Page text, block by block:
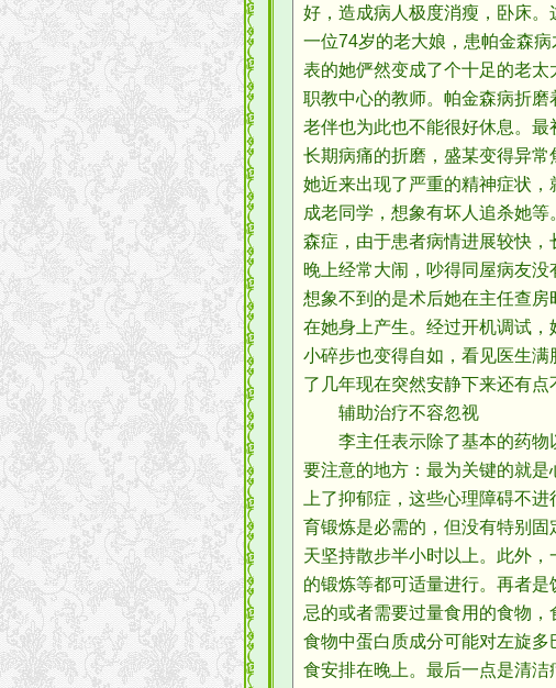
好，造成病人极度消瘦，卧床
一位74岁的老大娘，患帕金森
表的她俨然变成了个十足的老
职教中心的教师。帕金森病折
老伴也为此也不能很好休息。最
长期病痛的折磨，盛某变得异
她近来出现了严重的精神症状
成老同学，想象有坏人追杀她
森症，由于患者病情进展较快
晚上经常大闹，吵得同屋病友
想象不到的是术后她在主任查
在她身上产生。经过开机调试
小碎步也变得自如，看见医生
了几年现在突然安静下来还有点
辅助治疗不容忽视
李主任表示除了基本的药物
要注意的地方：最为关键的就
上了抑郁症，这些心理障碍不
育锻炼是必需的，但没有特别
天坚持散步半小时以上。此外
的锻炼等都可适量进行。再者
忌的或者需要过量食用的食物
食物中蛋白质成分可能对左旋
食安排在晚上。最后一点是清